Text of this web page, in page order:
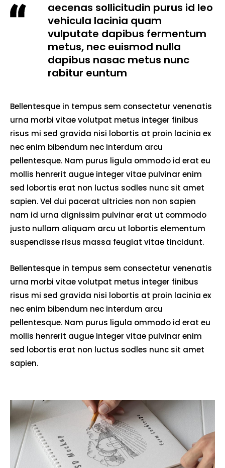
aecenas sollicitudin purus id leo
vehicula lacinia quam
vulputate dapibus fermentum
metus, nec euismod nulla
dapibus nasac metus nunc
rabitur euntum
Bellentesque in tempus sem consectetur venenatis
urna morbi vitae volutpat metus integer finibus
risus mi sed gravida nisi lobortis at proin lacinia ex
nec enim bibendum nec interdum arcu
pellentesque. Nam purus ligula ommodo id erat eu
mollis henrerit augue integer vitae pulvinar enim
sed lobortis erat non luctus sodles nunc sit amet
sapien. Vel dui pacerat ultricies non non sapien
nam id urna dignissim pulvinar erat ut commodo
justo nullam aliquam arcu ut lobortis elementum
suspendisse risus massa feugiat vitae tincidunt.
Bellentesque in tempus sem consectetur venenatis
urna morbi vitae volutpat metus integer finibus
risus mi sed gravida nisi lobortis at proin lacinia ex
nec enim bibendum nec interdum arcu
pellentesque. Nam purus ligula ommodo id erat eu
mollis henrerit augue integer vitae pulvinar enim
sed lobortis erat non luctus sodles nunc sit amet
sapien.